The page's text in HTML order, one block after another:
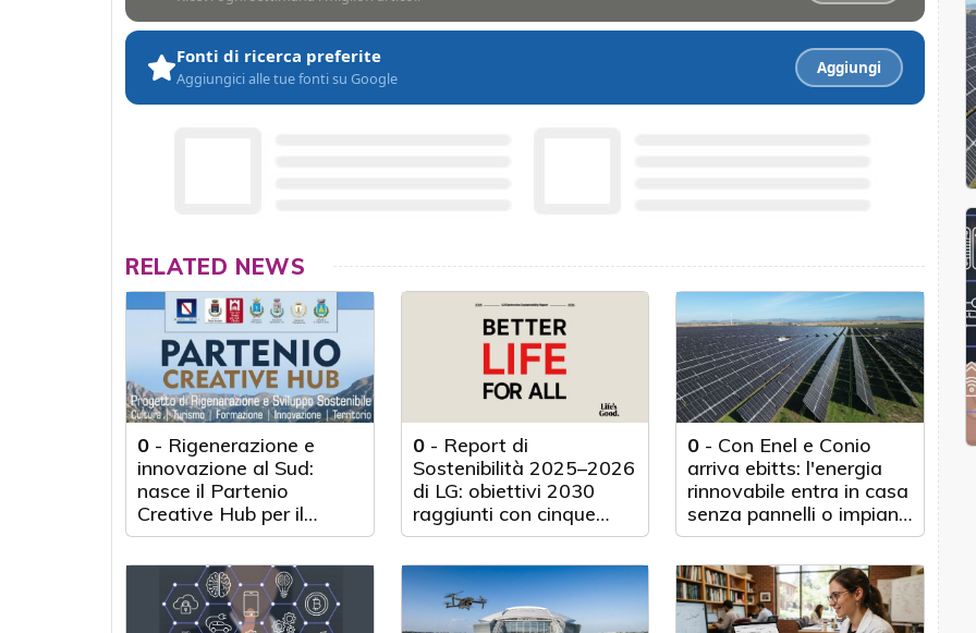
Fonti di ricerca preferite
Aggiungici alle tue fonti su Google
Aggiungi
RELATED NEWS
0 - Rigenerazione e
innovazione al Sud:
nasce il Partenio
Creative Hub per il
rilancio del territorio
0- Report di
Sostenibilità 2025–2026
di LG: obiettivi 2030
raggiunti con cinque
anni d'anticipo
0 - Con Enel e Conio
arriva ebitts: l'energia
rinnovabile entra in casa
senza pannelli o impianti
fisici